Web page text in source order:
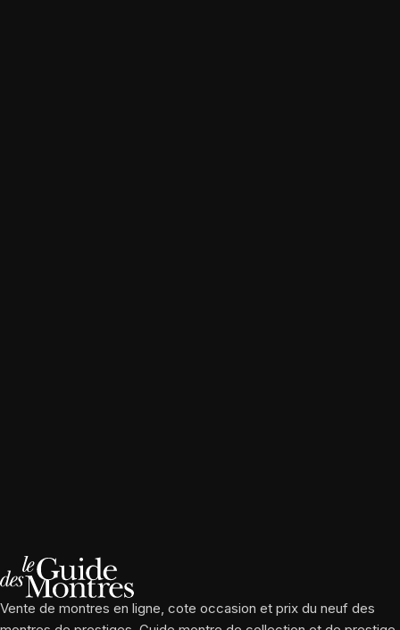
Vente de montres en ligne, cote occasion et prix du neuf des